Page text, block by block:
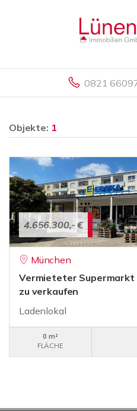
0821
Objekte: 1
4.656.300,- €
München
Vermieteter Supermarkt
zu verkaufen
Ladenlokal
0 m²
FLÄCHE